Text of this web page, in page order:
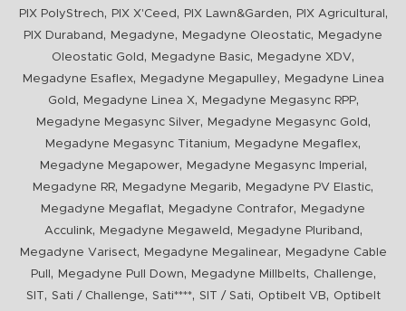
PIX PolyStrech, PIX X'Ceed , PIX Lawn&Garden, PIX Agricultural ,
PIX Duraband , Megadyne, Megadyne Oleostatic,
Megadyne
Oleostatic Gold , Megadyne Basic, Megadyne XDV,
Megadyne Esaflex, Megadyne Megapulley,
Megadyne Linea
Gold , Megadyne Linea X, Megadyne Megasync RPP,
Megadyne Megasync Silver, Megadyne Megasync Gold ,
Megadyne Megasync Titanium, Megadyne Megaflex,
Megadyne Megapower, Megadyne Megasync Imperial ,
Megadyne RR, Megadyne Megarib, Megadyne PV Elastic,
Megadyne Megaflat, Megadyne Contrafor,
Megadyne
Acculink, Megadyne Megaweld , Megadyne Pluriband ,
Megadyne Varisect, Megadyne Megalinear,
Megadyne Cable
Pull
, Megadyne Pull Down, Megadyne Millbelts, Challenge,
SIT, Sati / Challenge, Sati****, SIT / Sati, Optibelt VB, Optibelt